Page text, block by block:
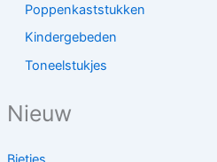
Poppenkaststukken
Kindergebeden
Toneelstukjes
Nieuw